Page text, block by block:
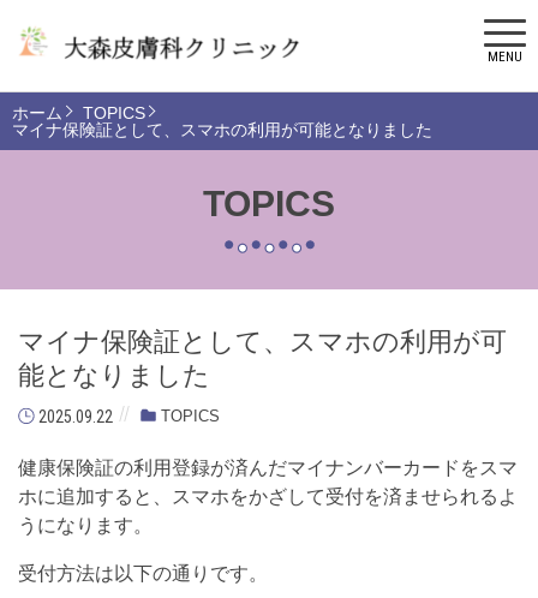
MENU
TOPICS
ホーム
TOPICS
マイナ保険証として、スマホの利用が可能となりました
マイナ保険証として、スマホの利用が可
能となりました
2025.09.22 TOPICS
健康保険証の利用登録が済んだマイナンバーカードをスマ
ホに追加すると、スマホをかざして受付を済ませられるよ
うになります。
受付方法は以下の通りです。